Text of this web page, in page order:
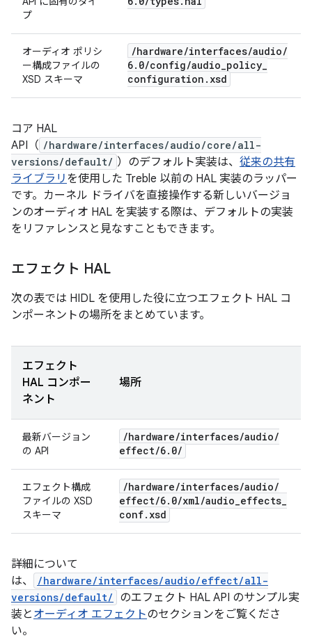
プ
オーディオ ポリシ
ー構成ファイルの
XSD スキーマ
/hardware/interfaces/audio/
6. 0/config/audio_policy_
configuration . xsd
コア HAL
API（ /hardware/interfaces/audio/core/all-
versions/default/ ）のデフォルト実装は、 従来の共有
ライブラリ を使用した Treble 以前の HAL 実装のラッパー
です。カーネル ドライバを直接操作する新しいバージョ
ンのオーディオ HAL を実装する際は、デフォルトの実装
をリファレンスと見なすこともできます。
エフェクト HAL
次の表では HIDL を使用した役に立つエフェクト HAL コ
ンポーネントの場所をまとめています。
エフェクト
HAL コンポー
ネント
場所
最新バージョン
の API
/hardware/interfaces/audio/
effect/6. 0/
エフェクト構成
ファイルの XSD
スキーマ
/hardware/interfaces/audio/
effect/6. 0/xml/audio_effects_
conf. xsd
詳細について
は、
/hardware/interfaces/audio/effect/all-
versions/default/
のエフェクト HAL API のサンプル実
装と オーディオ エフェクトのセクションをご覧くださ
い。